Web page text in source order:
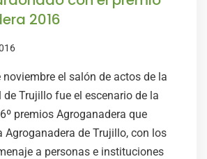
2016
noviembre el salón de actos de la
Trujillo fue el escenario de la
premios Agroganadera que
Agroganadera de Trujillo, con los
a personas e instituciones